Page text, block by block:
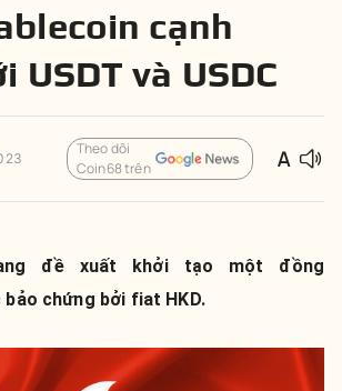
cạnh
USDT và USDC
Theo dõi
Coin68 trên
đề xuất khởi tạo một đồng
chứng bởi fiat HKD.